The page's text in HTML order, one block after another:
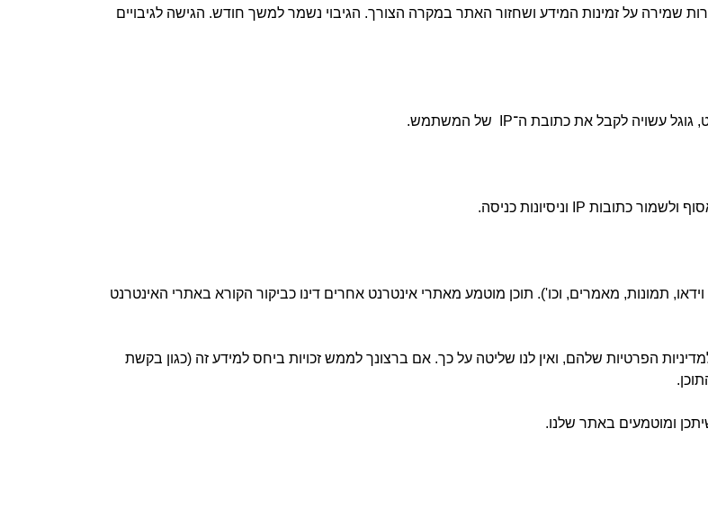
שמירה על זמינות המידע ושחזור האתר במקרה הצורך. הגיבוי נשמר למשך חודש. הגישה לגיבויים
תמונות, מאמרים, וכו'). תוכן מוטמע מאתרי אינטרנט אחרים דינו כביקור הקורא באתרי האינטרנט
הפרטיות שלהם, ואין לנו שליטה על כך. אם ברצונך לממש זכויות ביחס למידע זה (כגון בקשת
ומוטמעים באתר שלנו.